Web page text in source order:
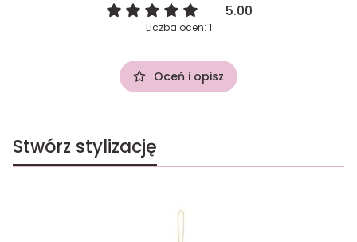
5.00
Liczba ocen: 1
Oceń i opisz
Stwórz stylizację